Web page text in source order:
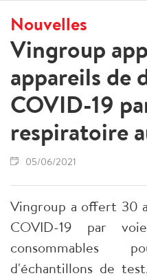
Nouvelles
Vingroup
appareils de
COVID-19
respiratoire
05/06/2021
Vingroup a offert 30
COVID-19 par
consommables
d'échantillons de